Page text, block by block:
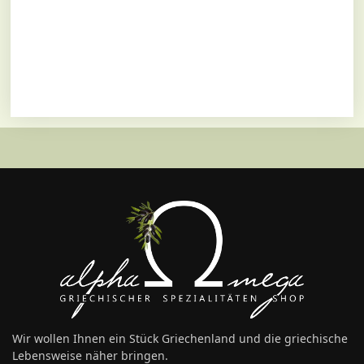
Wir wollen Ihnen ein Stück Griechenland und die griechische
Lebensweise näher bringen.